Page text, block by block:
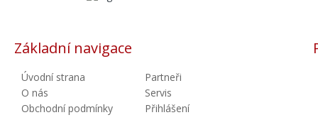
Základní navigace
Úvodní strana
O nás
Obchodní podmínky
Partneři
Servis
Přihlášení